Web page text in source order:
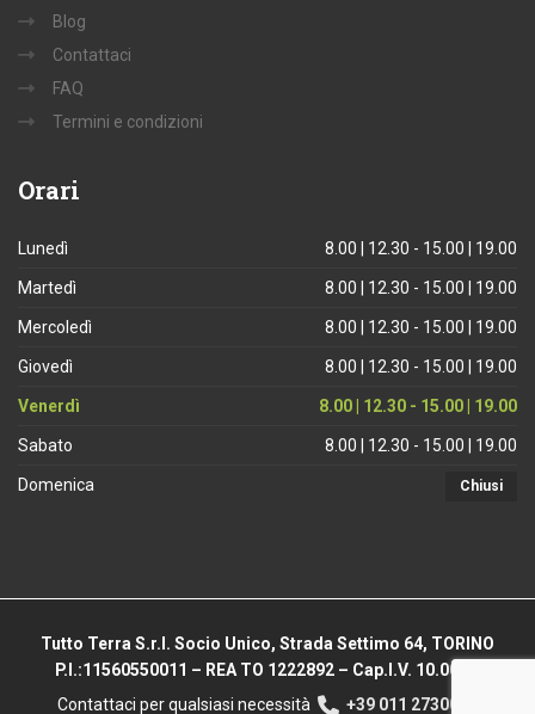
Blog
Contattaci
FAQ
Termini e condizioni
Orari
Lunedì 8.00 | 12.30 - 15.00 | 19.00
Martedì 8.00 | 12.30 - 15.00 | 19.00
Mercoledì 8.00 | 12.30 - 15.00 | 19.00
Giovedì 8.00 | 12.30 - 15.00 | 19.00
Venerdì 8.00 | 12.30 - 15.00 | 19.00
Sabato 8.00 | 12.30 - 15.00 | 19.00
Domenica Chiusi
Tutto Terra S.r.l. Socio Unico, Strada Settimo 64, TORINO
P.I.:11560550011 – REA TO 1222892 – Cap.I.V. 10.000 €
Contattaci per qualsiasi necessità
+39 011 2730044